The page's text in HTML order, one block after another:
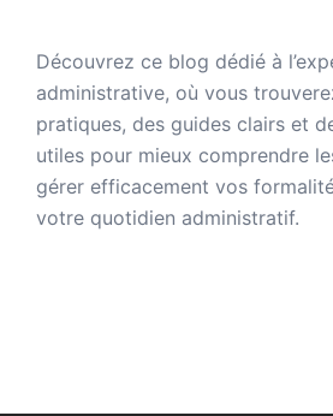
Découvrez ce blog dédié à
administrative, où vous
pratiques, des guides clairs et
utiles pour mieux comprendre
gérer efficacement vos
votre quotidien administratif.